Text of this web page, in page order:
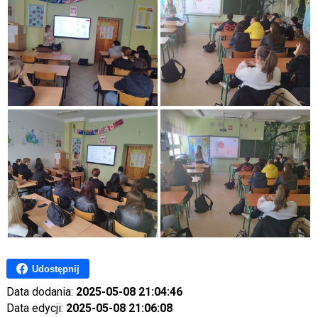
Udostępnij
Data dodania: 2025-05-08 21:04:46
Data edycji: 2025-05-08 21:06:08